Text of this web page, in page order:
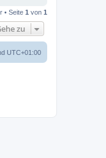
• Seite 1 von 1
zu
UTC+01:00